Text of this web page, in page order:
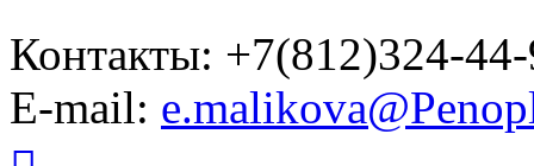
Контакты: +7(812)324-
E-mail: